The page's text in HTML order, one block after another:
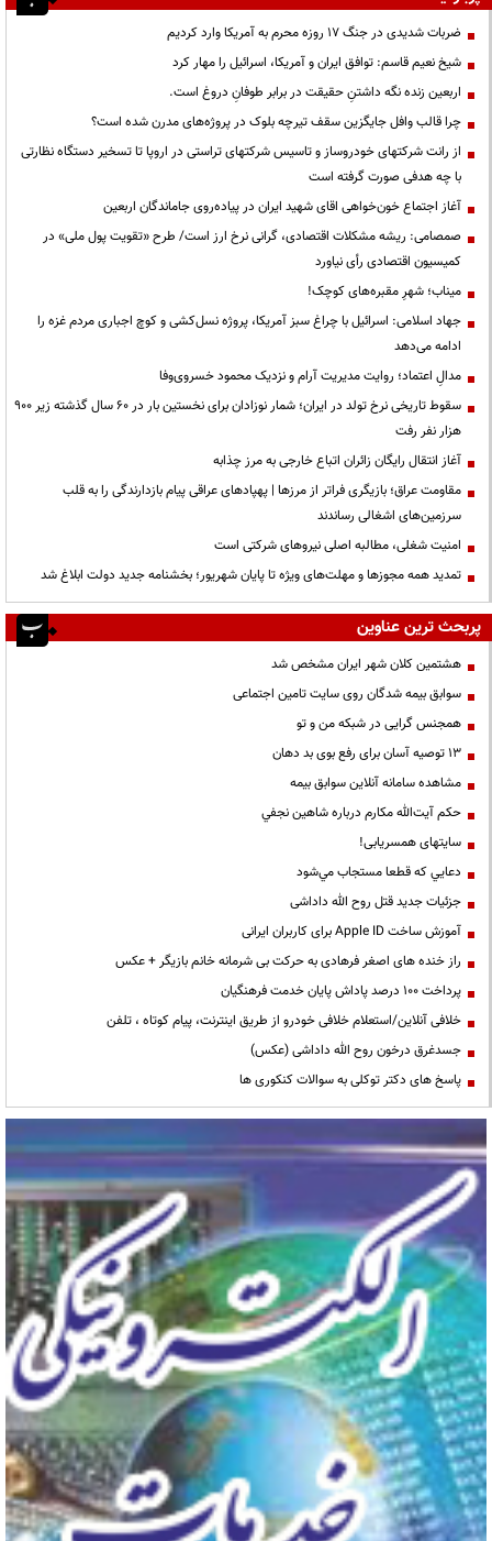
ضربات شدیدی در جنگ ۱۷ روزه محرم به آمریکا وارد کردیم
شیخ نعیم قاسم: توافق ایران و آمریکا، اسرائیل را مهار کرد
اربعین زنده نگه داشتنِ حقیقت در برابر طوفانِ دروغ است.
چرا قالب وافل جایگزین سقف تیرچه بلوک در پروژه‌های مدرن شده است؟
از رانت‌ شرکتهای خودروساز و تاسیس شرکتهای تراستی در اروپا تا تسخیر دستگاه نظارتی
با چه هدفی صورت گرفته است
آغاز اجتماع خون‌خواهی اقای شهید ایران در پیاده‌روی جاماندگان اربعین
صمصامی: ریشه مشکلات اقتصادی، گرانی نرخ ارز است/ طرح «تقویت پول ملی» در
کمیسیون اقتصادی رأی نیاورد
میناب؛ شهرِ مقبره‌های کوچک!
جهاد اسلامی: اسرائیل با چراغ سبز آمریکا، پروژه نسل‌کشی و کوچ اجباری مردم غزه را
ادامه می‌دهد
مدالِ اعتماد؛ روایت مدیریت آرام و نزدیک محمود خسروی‌وفا
سقوط تاریخی نرخ تولد در ایران؛ شمار نوزادان برای نخستین بار در ۶۰ سال گذشته زیر ۹۰۰
هزار نفر رفت
آغاز انتقال رایگان زائران اتباع خارجی به مرز چذابه
مقاومت عراق؛ بازیگری فراتر از مرزها | پهپادهای عراقی پیام بازدارندگی را به قلب
سرزمین‌های اشغالی رساندند
‌امنیت شغلی، مطالبه اصلی نیروهای شرکتی است
تمدید همه مجوزها و مهلت‌های ویژه تا پایان شهریور؛ بخشنامه جدید دولت ابلاغ شد
پربحث ترین عناوین
هشتمین کلان شهر ایران مشخص شد
سوابق بیمه شدگان روی سایت تامین اجتماعی
همجنس گرایی در شبکه من و تو
13 توصیه آسان برای رفع بوی بد دهان
مشاهده سامانه آنلاين سوابق بیمه
حكم آيت‌الله مكارم درباره شاهين نجفي
سایتهای همسریابی!
دعايي كه قطعا مستجاب مي‌شود
جزئیات جدید قتل روح الله داداشی
آموزش ساخت Apple ID برای کاربران ایرانی
راز خنده های اصغر فرهادی به حرکت بی شرمانه خانم بازیگر + عکس
پرداخت ۱۰۰ درصد پاداش پایان خدمت فرهنگیان
خلافی آنلاین/استعلام خلافی خودرو از طریق اینترنت، پیام کوتاه ، تلفن
جسدغرق درخون روح الله داداشی (عکس)
پاسخ های دکتر توکلی به سوالات کنکوری ها